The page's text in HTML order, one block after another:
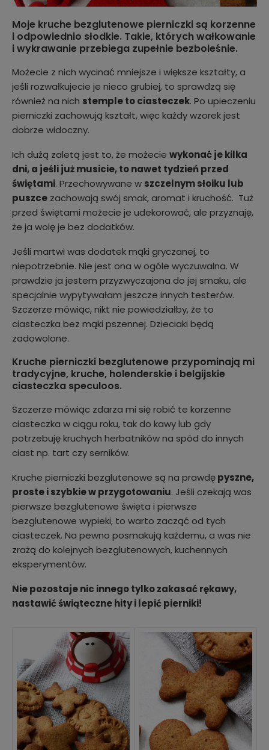
Moje kruche bezglutenowe pierniczki są korzenne
i odpowiednio słodkie. Takie, których wałkowanie
i wykrawanie przebiega zupełnie bezboleśnie.
Możecie z nich wycinać mniejsze i większe kształty, a
jeśli rozwałkujecie je nieco grubiej, to sprawdzą się
również na nich stemple to ciasteczek. Po upieczeniu
pierniczki zachowują kształt, więc każdy wzorek jest
dobrze widoczny.
Ich dużą zaletą jest to, że możecie wykonać je kilka
dni, a jeśli już musicie, to nawet tydzień przed
świętami. Przechowywane w szczelnym słoiku lub
puszce zachowają swój smak, aromat i kruchość. Tuż
przed świętami możecie je udekorować, ale przyznaję,
że ja wolę je bez dodatków.
Jeśli martwi was dodatek mąki gryczanej, to
niepotrzebnie. Nie jest ona w ogóle wyczuwalna. W
prawdzie ja jestem przyzwyczajona do jej smaku, ale
specjalnie wypytywałam jeszcze innych testerów.
Szczerze mówiąc, nikt nie powiedziałby, że to
ciasteczka bez mąki pszennej. Dzieciaki będą
zadowolone.
Kruche pierniczki bezglutenowe przypominają mi
tradycyjne, kruche, holenderskie i belgijskie
ciasteczka speculoos.
Szczerze mówiąc zdarza mi się robić te korzenne
ciasteczka w ciągu roku, tak do kawy lub gdy
potrzebuję kruchych herbatników na spód do innych
ciast np. tart czy serników.
Kruche pierniczki bezglutenowe są na prawdępyszne,
proste i szybkie w przygotowaniu. Jeśli czekają was
pierwsze bezglutenowe święta i pierwsze
bezglutenowe wypieki, to warto zacząć od tych
ciasteczek. Na pewno posmakują każdemu, a was nie
zrażą do kolejnych bezglutenowych, kuchennych
eksperymentów.
Nie pozostaje nic innego tylko zakasać rękawy,
nastawić świąteczne hity i lepić pierniki!